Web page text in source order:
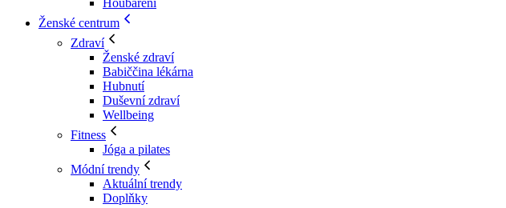
Houbaření
Ženské centrum
Zdraví
Ženské zdraví
Babiččina lékárna
Hubnutí
Duševní zdraví
Wellbeing
Fitness
Jóga a pilates
Módní trendy
Aktuální trendy
Doplňky